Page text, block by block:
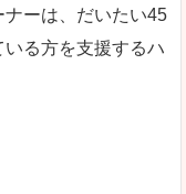
ーは、だいたい45
る方を支援するハ